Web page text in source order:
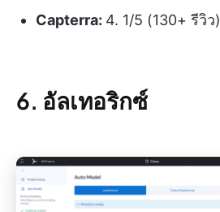
Capterra: 4. 1/5 (130+ รีวิว)
6. อัลเทอริกซ์